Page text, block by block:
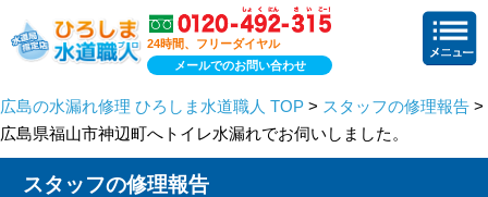
24時間、フリーダイヤル
メールでのお問い合わせ
広島の水漏れ修理 ひろしま水道職人 TOP > スタッフの修理報告 >
広島県福山市神辺町へトイレ水漏れでお伺いしました。
スタッフの修理報告